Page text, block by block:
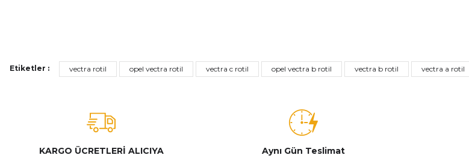
Yorum Yaz
Ürün açıklamasında eksik bilgiler bulunuyor.
Bu ürüne benzer farklı alternatifler olmalı.
Etiketler : vectra rotil opel vectra rotil vectra c rotil opel vectra b rotil vectra b rotil vectra a rotil
KARGO ÜCRETLERİ ALICIYA
Aynı Gün Teslimat